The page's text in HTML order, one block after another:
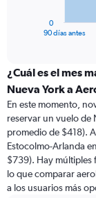
categories.
Range:
categories.
The
chart
has
1
Y
axis
90 días antes
0
¿Cuál es el mes
Nueva York a
En este momento,
reservar un vuelo de
promedio de $418).
Estocolmo-Arlanda
$739). Hay múltiples
lo que comparar
a los usuarios más